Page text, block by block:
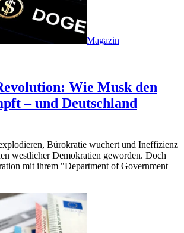
Magazin
Wie Musk den
– und Deutschland
Bürokratie wuchert und Ineffizienz
westlicher Demokratien geworden. Doch
mit ihrem "Department of Government